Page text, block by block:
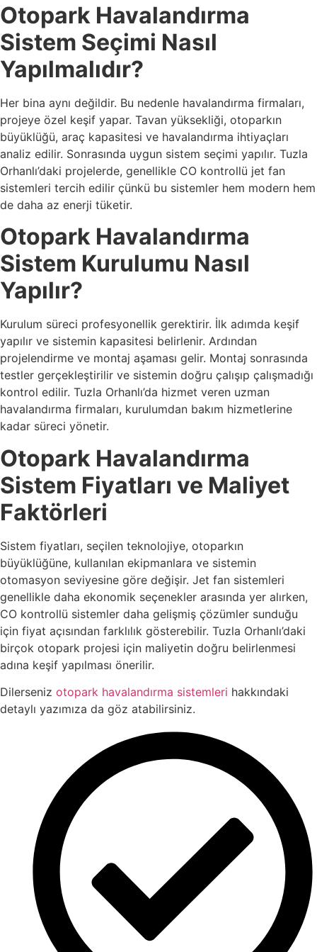
Otopark Havalandırma
Sistem Seçimi Nasıl
Yapılmalıdır?
Her bina aynı değildir. Bu nedenle havalandırma firmaları,
projeye özel keşif yapar. Tavan yüksekliği, otoparkın
büyüklüğü, araç kapasitesi ve havalandırma ihtiyaçları
analiz edilir. Sonrasında uygun sistem seçimi yapılır. Tuzla
Orhanlı’daki projelerde, genellikle CO kontrollü jet fan
sistemleri tercih edilir çünkü bu sistemler hem modern hem
de daha az enerji tüketir.
Otopark Havalandırma
Sistem Kurulumu Nasıl
Yapılır?
Kurulum süreci profesyonellik gerektirir. İlk adımda keşif
yapılır ve sistemin kapasitesi belirlenir. Ardından
projelendirme ve montaj aşaması gelir. Montaj sonrasında
testler gerçekleştirilir ve sistemin doğru çalışıp çalışmadığı
kontrol edilir. Tuzla Orhanlı’da hizmet veren uzman
havalandırma firmaları, kurulumdan bakım hizmetlerine
kadar süreci yönetir.
Otopark Havalandırma
Sistem Fiyatları ve Maliyet
Faktörleri
Sistem fiyatları, seçilen teknolojiye, otoparkın
büyüklüğüne, kullanılan ekipmanlara ve sistemin
otomasyon seviyesine göre değişir. Jet fan sistemleri
genellikle daha ekonomik seçenekler arasında yer alırken,
CO kontrollü sistemler daha gelişmiş çözümler sunduğu
için fiyat açısından farklılık gösterebilir. Tuzla Orhanlı’daki
birçok otopark projesi için maliyetin doğru belirlenmesi
adına keşif yapılması önerilir.
Dilerseniz otopark havalandırma sistemleri hakkındaki
detaylı yazımıza da göz atabilirsiniz.